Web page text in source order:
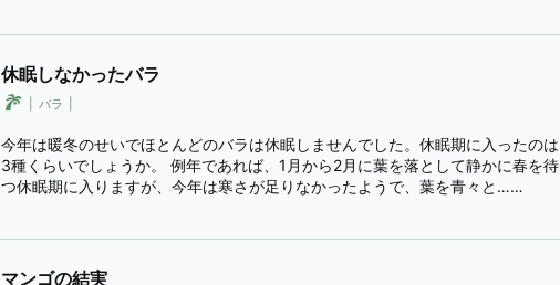
休眠しなかったバラ
バラ
今年は暖冬のせいでほとんどのバラは休眠しませんでした。休眠期に入ったのは
3種くらいでしょうか。 例年であれば、1月から2月に葉を落として静かに春を待
つ休眠期に入りますが、今年は寒さが足りなかったようで、葉を青々と……
マンゴの結実